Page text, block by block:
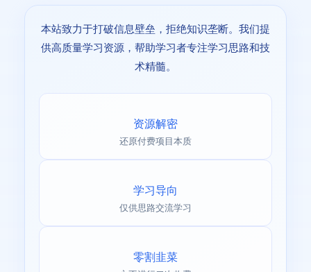
本站致力于打破信息壁垒，拒绝知识垄断。我们提
供高质量学习资源，帮助学习者专注学习思路和技
术精髓。
资源解密
还原付费项目本质
学习导向
仅供思路交流学习
零割韭菜